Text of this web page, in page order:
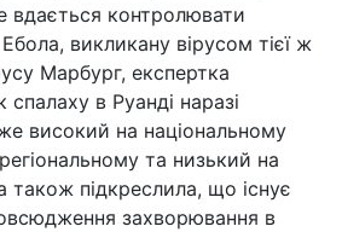
вдається контролювати
викликану вірусом тієї ж
Марбург, експертка
в Руанді наразі
високий на національному
та низький на
також підкреслила, що існує
захворювання в